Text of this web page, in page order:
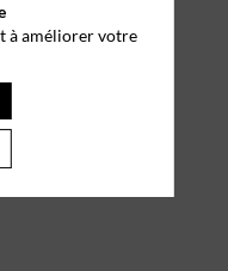
à améliorer votre